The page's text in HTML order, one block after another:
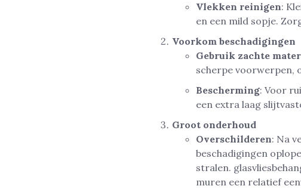
Vlekken reinigen:
en een mild sopje.
Voorkom beschadigingen
Gebruik zachte
scherpe voorwerpen,
Bescherming: Voor
een extra laag
Groot onderhoud
Overschilderen: Na
beschadigingen
stralen.
muren een relatief